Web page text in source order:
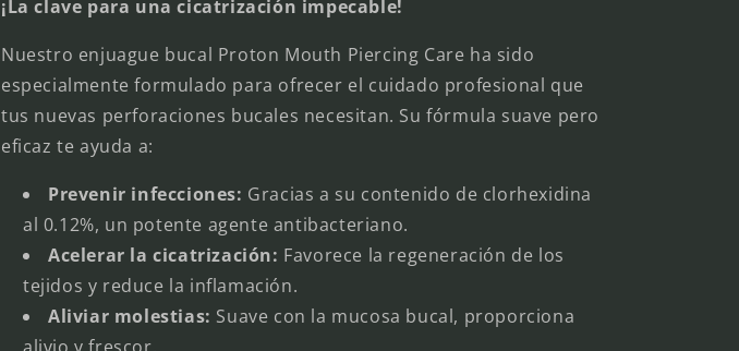
¡La clave para una cicatrización impecable!
Nuestro enjuague bucal Proton Mouth Piercing Care ha sido
especialmente formulado para ofrecer el cuidado profesional que
tus nuevas perforaciones bucales necesitan. Su fórmula suave pero
eficaz te ayuda a:
Prevenir infecciones: Gracias a su contenido de clorhexidina
al 0.12%, un potente agente antibacteriano.
Acelerar la cicatrización: Favorece la regeneración de los
tejidos y reduce la inflamación.
Aliviar molestias: Suave con la mucosa bucal, proporciona